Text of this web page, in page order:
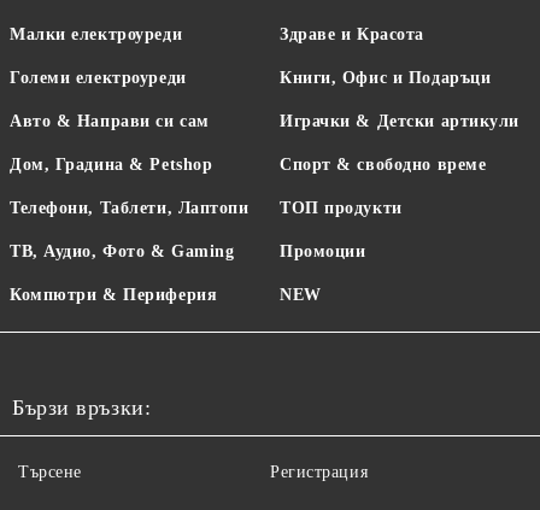
Малки електроуреди
Големи електроуреди
Авто & Направи си сам
Дом, Градина & Petshop
Телефони, Таблети, Лаптопи
ТВ, Аудио, Фото & Gaming
Компютри & Периферия
Здраве и Красота
Книги, Офис и Подаръци
Играчки & Детски артикули
Спорт & свободно време
ТОП продукти
Промоции
NEW
Бързи връзки:
Търсене Регистрация